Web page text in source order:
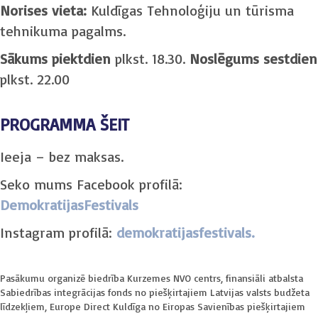
Norises vieta: Kuldīgas Tehnoloģiju un tūrisma
tehnikuma pagalms.
Sākums piektdien plkst. 18.30. Noslēgums sestdien
plkst. 22.00
PROGRAMMA ŠEIT
Ieeja – bez maksas.
Seko mums Facebook profilā:
DemokratijasFestivals
Instagram profilā: demokratijasfestivals.
Pasākumu organizē biedrība Kurzemes NVO centrs, finansiāli atbalsta
Sabiedrības integrācijas fonds no piešķirtajiem Latvijas valsts budžeta
līdzekļiem, Europe Direct Kuldīga no Eiropas Savienības piešķirtajiem